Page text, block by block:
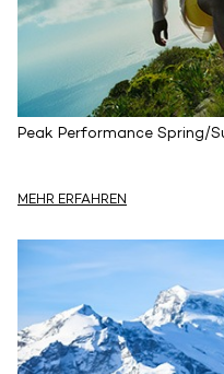
Peak Performance Spring/
MEHR ERFAHREN